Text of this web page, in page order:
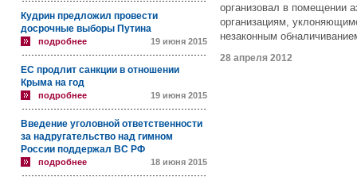
Кудрин предложил провести
досрочные выборы Путина
подробнее 19 июня 2015
ЕС продлит санкции в отношении
Крыма на год
подробнее 19 июня 2015
Введение уголовной ответственности
за надругательство над гимном
России поддержал ВС РФ
подробнее 18 июня 2015
организовал в помещении
организациям,
незаконным
28 апреля 2012